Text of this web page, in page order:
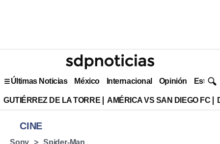
Últimas Noticias México Internacional Opinión Estilo
GUTIÉRREZ DE LA TORRE AMÉRICA VS SAN DIEGO FC
CINE
Sony Spider-Man